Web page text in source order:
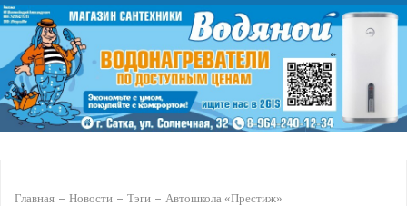
Главная Новости Тэги Автошкола «Престиж»